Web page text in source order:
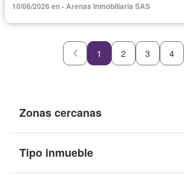
10/06/2026 en - Arenas Inmobiliaria SAS
1 2 3 4
Zonas cercanas
Tipo inmueble